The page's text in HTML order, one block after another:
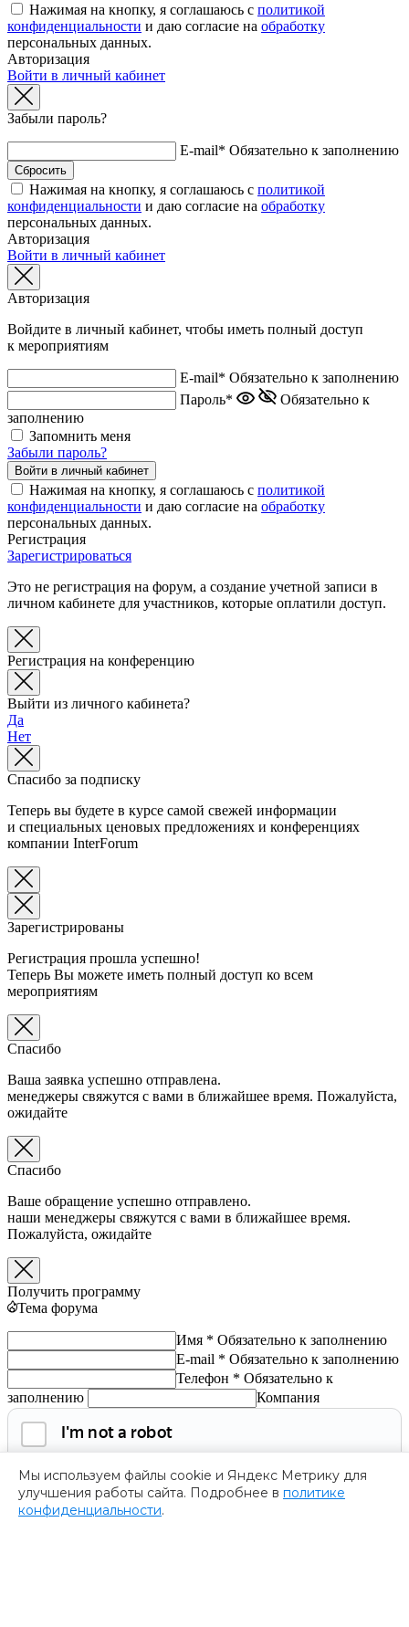
Мы используем файлы cookie и Яндекс Метрику для
улучшения работы сайта. Подробнее в политике
конфиденциальности.
Нажимая на кнопку, я соглашаюсь с политикой
конфиденциальности и даю согласие на обработку
персональных данных.
Авторизация
Войти в личный кабинет
Забыли пароль?
E-mail* Обязательно к заполнению
Нажимая на кнопку, я соглашаюсь с политикой
конфиденциальности и даю согласие на обработку
персональных данных.
Авторизация
Войти в личный кабинет
Авторизация
Войдите в личный кабинет, чтобы иметь полный доступ
к мероприятиям
E-mail* Обязательно к заполнению
Пароль*
Обязательно к
заполнению
Запомнить меня
Забыли пароль?
Нажимая на кнопку, я соглашаюсь с политикой
конфиденциальности и даю согласие на обработку
персональных данных.
Регистрация
Зарегистрироваться
Это не регистрация на форум, а создание учетной записи в
личном кабинете для участников, которые оплатили доступ.
Регистрация на конференцию
Выйти из личного кабинета?
Да
Нет
Спасибо за подписку
Теперь вы будете в курсе самой свежей информации
и специальных ценовых предложениях и конференциях
компании InterForum
Зарегистрированы
Регистрация прошла успешно!
Теперь Вы можете иметь полный доступ ко всем
мероприятиям
Спасибо
Ваша заявка успешно отправлена.
менеджеры свяжутся с вами в ближайшее время. Пожалуйста,
ожидайте
Спасибо
Ваше обращение успешно отправлено.
наши менеджеры свяжутся с вами в ближайшее время.
Пожалуйста, ожидайте
Получить программу
Тема форума
Имя * Обязательно к заполнению
E-mail * Обязательно к заполнению
Телефон * Обязательно к
заполнению
Компания